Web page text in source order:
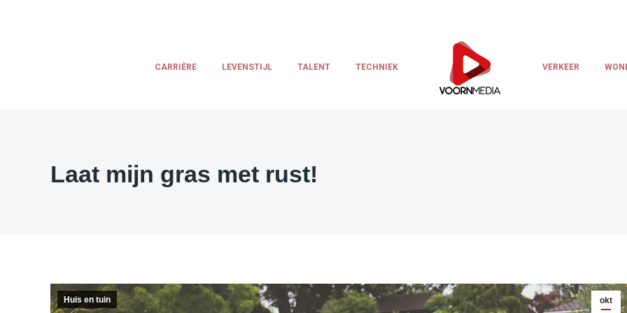
CARRIËRE LEVENSTIJL TALENT TECHNIEK VERKEER
Laat mijn gras met rust!
okt
Huis en tuin